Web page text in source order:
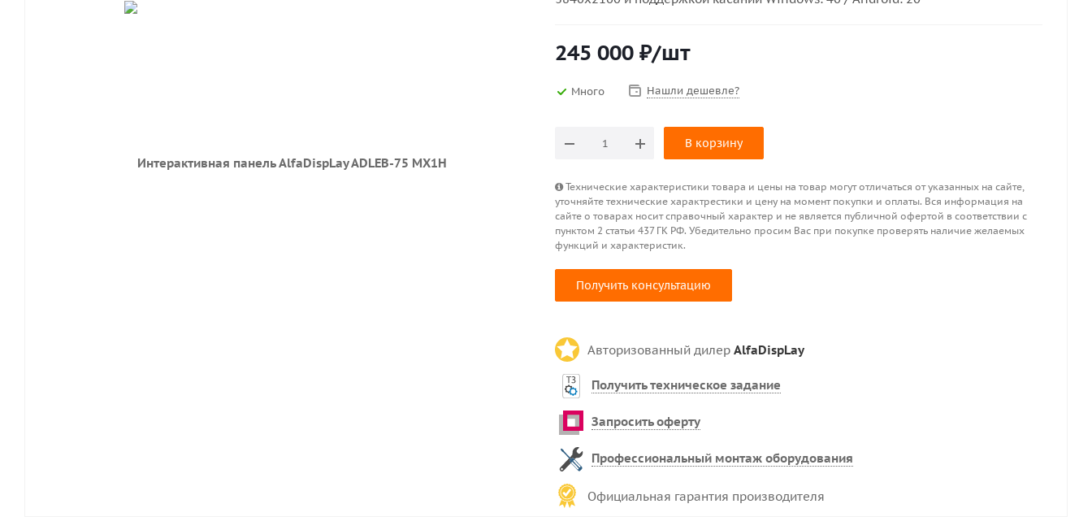
245 000 ₽/шт
Много Нашли дешевле?
В корзину
Технические характеристики товара и цены на товар могут отличаться от указанных на сайте,
уточняйте технические характрестики и цену на момент покупки и оплаты. Вся информация на
сайте о товарах носит справочный характер и не является публичной офертой в соответствии с
пунктом 2 статьи 437 ГК РФ. Убедительно просим Вас при покупке проверять наличие желаемых
функций и характеристик.
Получить консультацию
Авторизованный дилер AlfaDispLay
Получить техническое задание
Запросить оферту
Профессиональный монтаж оборудования
Официальная гарантия производителя